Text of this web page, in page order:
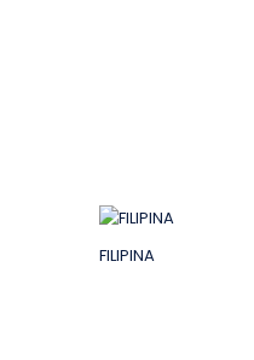
FILIPINA